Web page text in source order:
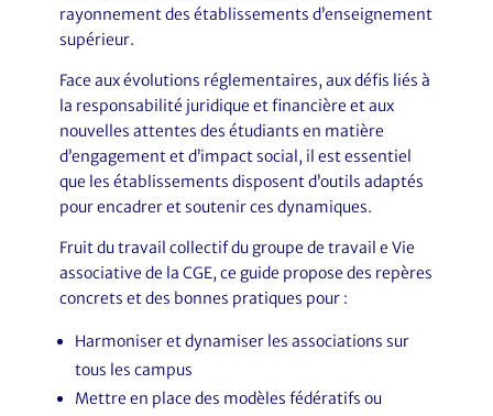
rayonnement des établissements d’enseignement
supérieur.
Face aux évolutions réglementaires, aux défis liés à
la responsabilité juridique et financière et aux
nouvelles attentes des étudiants en matière
d’engagement et d’impact social, il est essentiel
que les établissements disposent d’outils adaptés
pour encadrer et soutenir ces dynamiques.
Fruit du travail collectif du groupe de travail e Vie
associative de la CGE, ce guide propose des repères
concrets et des bonnes pratiques pour :
Harmoniser et dynamiser les associations sur
tous les campus
Mettre en place des modèles fédératifs ou